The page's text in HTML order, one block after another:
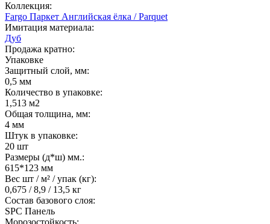
Коллекция:
Fargo Паркет Английская ёлка / Parquet
Имитация материала:
Дуб
Продажа кратно:
Упаковке
Защитный слой, мм:
0,5 мм
Количество в упаковке:
1,513 м2
Общая толщина, мм:
4 мм
Штук в упаковке:
20 шт
Размеры (д*ш) мм.:
615*123 мм
Вес шт / м² / упак (кг):
0,675 / 8,9 / 13,5 кг
Состав базового слоя:
SPC Панель